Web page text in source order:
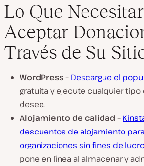
Lo Que
Aceptar
Través de Su
WordPress– Descargue el
gratuita y ejecute cualquier
desee.
Alojamiento de calidad –
descuentos de alojamiento
organizaciones sin fines de lucro
pone en línea al almacenar y